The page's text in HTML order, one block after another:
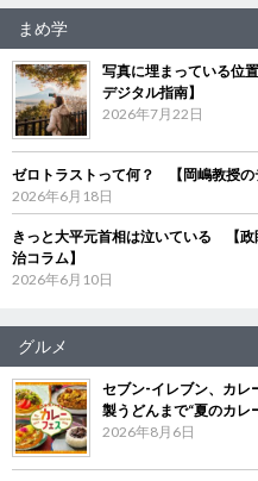
まめ学
写真に埋まっている位
デジタル指南】
2026年7月22日
ゼロトラストって何？ 【岡嶋教授の
2026年6月18日
きっと大平元首相は泣いている 【政
治コラム】
2026年6月10日
グルメ
セブン‐イレブン、カ
製うどんまで“夏のカレ
2026年8月6日